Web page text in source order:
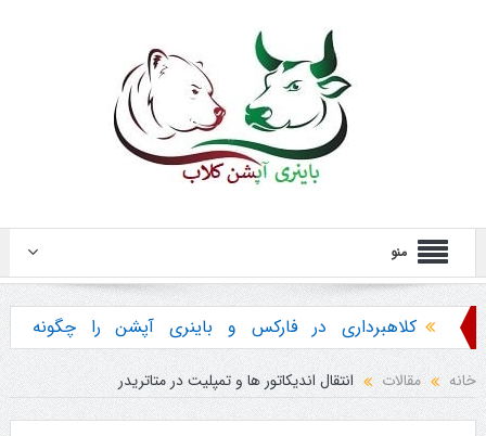
منو
کلاهبرداری در فارکس و باینری آپشن را چگونه
تشخیص دهیم ؟
هشدار در مورد خرید استراتژی ها و پکیج آموزش
خانه مقالات انتقال اندیکاتور ها و تمپلیت در متاتریدر